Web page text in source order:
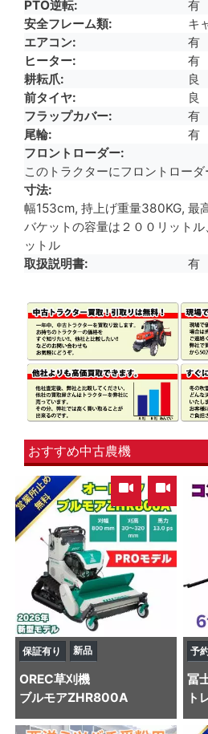
PTO逆転
有
安全フレーム類
キ
エアコン
有
ヒーター
有
耕耘爪
良
前タイヤ
良
フラップカバー
有
尾輪
有
フロントローダー
このトラクターにフロントローダ
寸法
幅153cm, 持上げ重量380KG, 最
バケットの容量は２００リット
ットル
取扱説明書
有
おすすめ中古農機
,
保証有り 新品
OREC草刈機
ブルモアZHR800A
予
冨
ト